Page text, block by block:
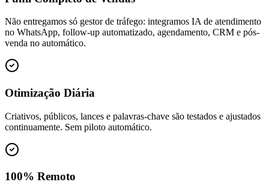
Não entregamos só gestor de tráfego: integramos IA de atendimento
no WhatsApp, follow-up automatizado, agendamento, CRM e pós-
venda no automático.
Otimização Diária
Criativos, públicos, lances e palavras-chave são testados e ajustados
continuamente. Sem piloto automático.
100% Remoto